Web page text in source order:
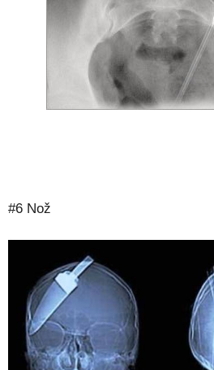
#6 Nož